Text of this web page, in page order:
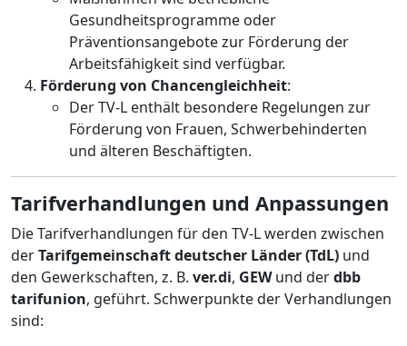
Gesundheitsprogramme oder
Präventionsangebote zur Förderung der
Arbeitsfähigkeit sind verfügbar.
Förderung von Chancengleichheit:
Der TV-L enthält besondere Regelungen zur
Förderung von Frauen, Schwerbehinderten
und älteren Beschäftigten.
Tarifverhandlungen und Anpassungen
Die Tarifverhandlungen für den TV-L werden zwischen
derTarifgemeinschaft deutscher Länder (TdL) und
den Gewerkschaften, z. B. ver.di, GEWund derdbb
tarifunion, geführt. Schwerpunkte der Verhandlungen
sind: